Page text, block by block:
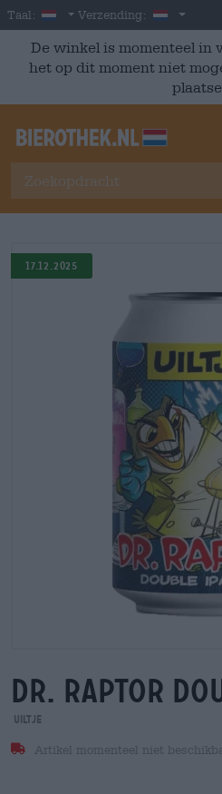
Skip to main content
Taal: Dutch
Verzending:
De winkel is momenteel in
het op dit moment niet
17.12.2025
dr. raptor
Uiltje
Artikel momenteel niet